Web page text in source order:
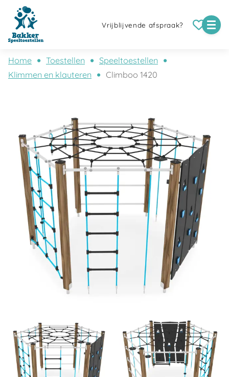
Vrijblijvende afspraak?
Home Toestellen
Speeltoestellen
Klimmen en klauteren
Climboo 1420